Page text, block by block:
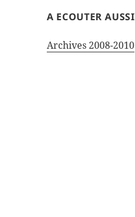
A ECOUTER AUSSI
Archives 2008-2010